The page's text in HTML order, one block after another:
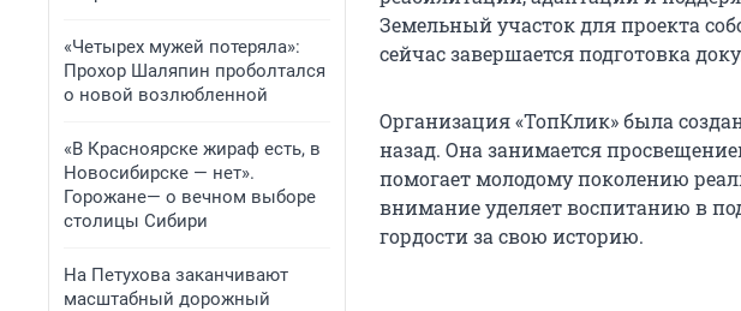
«Четырех мужей потеряла»:
Прохор Шаляпин проболтался
о новой возлюбленной
«В Красноярске жираф есть, в
Новосибирске — нет».
Горожане— о вечном выборе
столицы Сибири
На Петухова заканчивают
масштабный дорожный
Земельный участок для проекта
сейчас завершается подготовка
Организация «ТопКлик» была
назад. Она занимается
помогает молодому поколению
внимание уделяет воспитанию в
гордости за свою историю.